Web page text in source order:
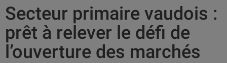
Secteur primaire vaudois :
prêt à relever le défi de
l’ouverture des marchés